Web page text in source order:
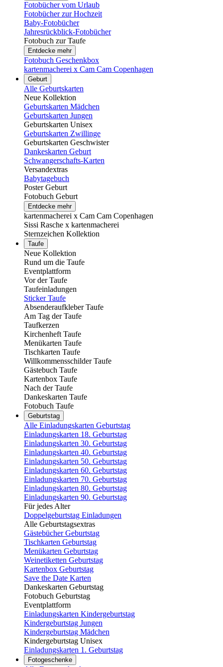
Fotobücher vom Urlaub
Fotobücher zur Hochzeit
Baby-Fotobücher
Jahresrückblick-Fotobücher
Fotobuch zur Taufe
Entdecke mehr
Fotobuch Geschenkbox
kartenmacherei x Cam Cam Copenhagen
Geburt
Alle Geburtskarten
Neue Kollektion
Geburtskarten Mädchen
Geburtskarten Jungen
Geburtskarten Unisex
Geburtskarten Zwillinge
Geburtskarten Geschwister
Dankeskarten Geburt
Schwangerschafts-Karten
Versandextras
Babytagebuch
Poster Geburt
Fotobuch Geburt
Entdecke mehr
kartenmacherei x Cam Cam Copenhagen
Sissi Rasche x kartenmacherei
Sternzeichen Kollektion
Taufe
Neue Kollektion
Rund um die Taufe
Eventplattform
Vor der Taufe
Taufeinladungen
Sticker Taufe
Absenderaufkleber Taufe
Am Tag der Taufe
Taufkerzen
Kirchenheft Taufe
Menükarten Taufe
Tischkarten Taufe
Willkommensschilder Taufe
Gästebuch Taufe
Kartenbox Taufe
Nach der Taufe
Dankeskarten Taufe
Fotobuch Taufe
Geburtstag
Alle Einladungskarten Geburtstag
Einladungskarten 18. Geburtstag
Einladungskarten 30. Geburtstag
Einladungskarten 40. Geburtstag
Einladungskarten 50. Geburtstag
Einladungskarten 60. Geburtstag
Einladungskarten 70. Geburtstag
Einladungskarten 80. Geburtstag
Einladungskarten 90. Geburtstag
Für jedes Alter
Doppelgeburtstag Einladungen
Alle Geburtstagsextras
Gästebücher Geburtstag
Tischkarten Geburtstag
Menükarten Geburtstag
Weinetiketten Geburtstag
Kartenbox Geburtstag
Save the Date Karten
Dankeskarten Geburtstag
Fotobuch Geburtstag
Eventplattform
Einladungskarten Kindergeburtstag
Kindergeburtstag Jungen
Kindergeburtstag Mädchen
Kindergeburtstag Unisex
Einladungskarten 1. Geburtstag
Fotogeschenke